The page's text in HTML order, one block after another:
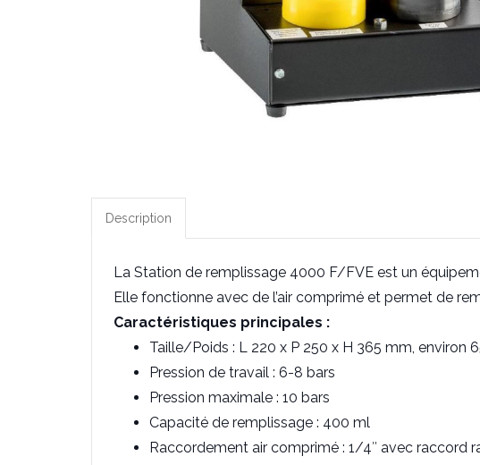
Description
La Station de remplissage 4000 F/FVE est un
Elle fonctionne avec de l’air comprimé et permet de
Caractéristiques principales :
Taille/Poids : L 220 x P 250 x H 365 mm, environ
Pression de travail : 6-8 bars
Pression maximale : 10 bars
Capacité de remplissage : 400 ml
Raccordement air comprimé : 1/4″ avec raccord